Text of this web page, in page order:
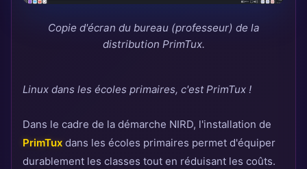
Copie d'écran du bureau (professeur) de la
distribution PrimTux.
Linux dans les écoles primaires, c'est PrimTux !
Dans le cadre de la démarche NIRD, l'installation de
PrimTux dans les écoles primaires permet d'équiper
durablement les classes tout en réduisant les coûts.